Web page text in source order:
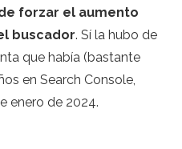
forzar el aumento
buscador. Sí la hubo de
que había (bastante
en Search Console,
enero de 2024.